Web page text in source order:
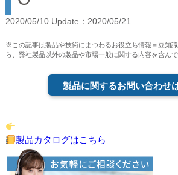
2020/05/10 Update：2020/05/21
※この記事は製品や技術にまつわるお役立ち情報＝豆知
ら、弊社製品以外の製品や市場一般に関する内容を含ん
製品に関するお問い合わせ
製品カタログはこちら